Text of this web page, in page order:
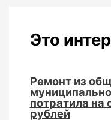
Это
Ремонт из
потратила на
рублей